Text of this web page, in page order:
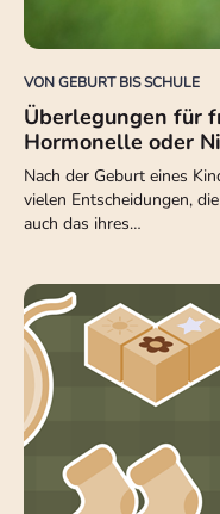
VON GEBURT BIS SCHULE
Überlegungen für
Hormonelle oder
Nach der Geburt eines
vielen Entscheidungen,
auch das ihres…